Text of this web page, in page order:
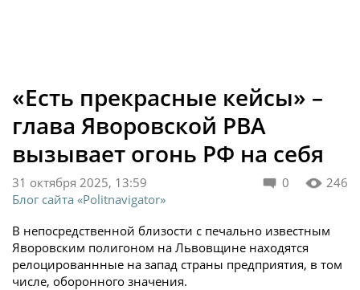
«Есть прекрасные кейсы» –
глава Яворовской РВА
вызывает огонь РФ на себя
0 246
31 октября 2025, 13:59
Блог сайта «Politnavigator»
В непосредственной близости с печально известным
Яворовским полигоном на Львовщине находятся
релоцированнные на запад страны предприятия, в том
числе, оборонного значения.